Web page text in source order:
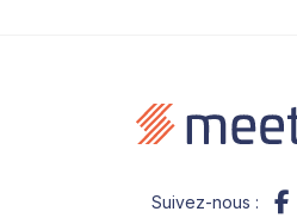
Suivez-nous :